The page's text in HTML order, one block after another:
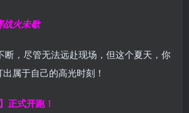
战火未歇
断，尽管无法远赴现场，但这个夏天，你
属于自己的高光时刻！
正式开跑！